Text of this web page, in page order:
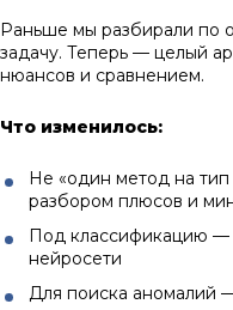
Раньше мы разбирали по
задачу. Теперь — целый
нюансов и сравнением.
Что изменилось:
Не «один метод на тип
разбором плюсов и
Под классификацию —
нейросети
Для поиска аномалий